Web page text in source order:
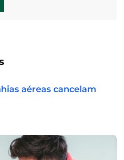
aéreas cancelam